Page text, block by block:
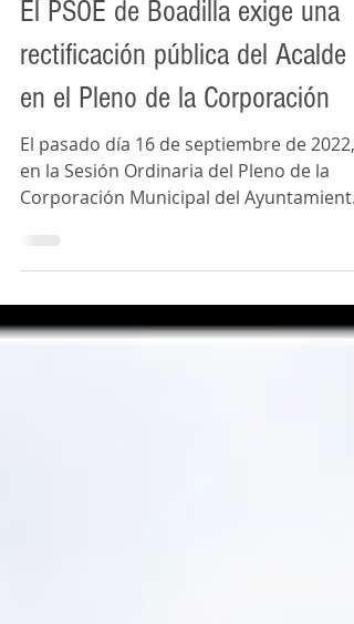
gmsboadilla
15 oct 2022
2 min de lectura
El PSOE de Boadilla exige una
rectificación pública del Acalde
en el Pleno de la Corporación
Corporación Municipal del Ayuntamiento
de Boadilla del...